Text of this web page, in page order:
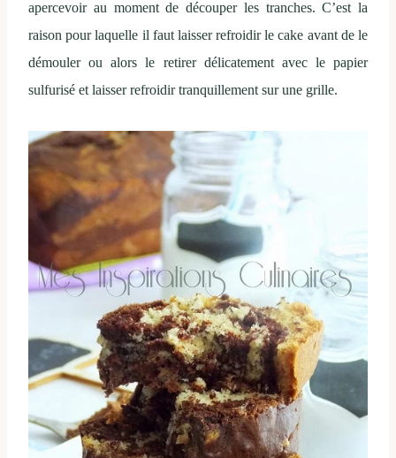
apercevoir au moment de découper les tranches. C’est la
raison pour laquelle il faut laisser refroidir le cake avant de le
démouler ou alors le retirer délicatement avec le papier
sulfurisé et laisser refroidir tranquillement sur une grille.